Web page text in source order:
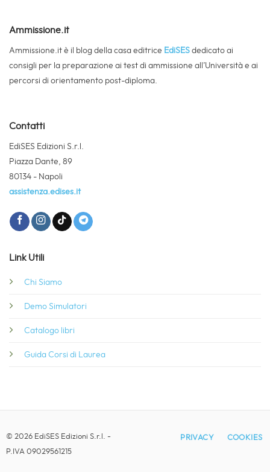
Ammissione.it
Ammissione.it è il blog della casa editrice EdiSES dedicato ai
consigli per la preparazione ai test di ammissione all’Università e ai
percorsi di orientamento post-diploma.
Contatti
EdiSES Edizioni S.r.l.
Piazza Dante, 89
80134 - Napoli
assistenza.edises.it
Link Utili
Chi Siamo
Demo Simulatori
Catalogo libri
Guida Corsi di Laurea
© 2026 EdiSES Edizioni S.r.l. -
P.IVA 09029561215
PRIVACY COOKIES